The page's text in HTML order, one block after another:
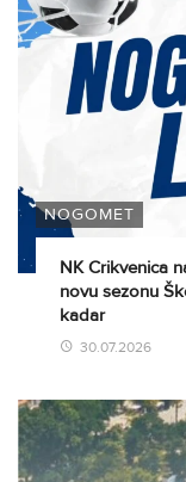
NOGOMET
NK Crikvenica
novu sezonu
kadar
30.07.2026